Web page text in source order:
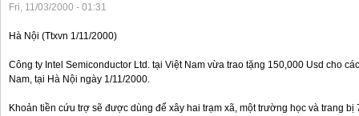
Fri, 11/03/2000 - 01:31
Hà Nội (Ttxvn 1/11/2000)
Công ty Intel Semiconductor Ltd. tại Việt Nam vừa trao tặng 150,000 Usd cho
Nam, tại Hà Nội ngày 1/11/2000.
Khoản tiền cứu trợ sẽ được dùng để xây hai trạm xã, một trường học và trang